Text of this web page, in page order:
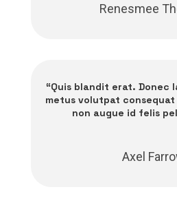
Renesmee
“Quis blandit erat. Donec
metus volutpat consequat
non augue id felis
Axel